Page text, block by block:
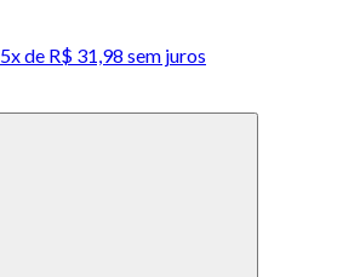
5x de R$ 31,98 sem juros